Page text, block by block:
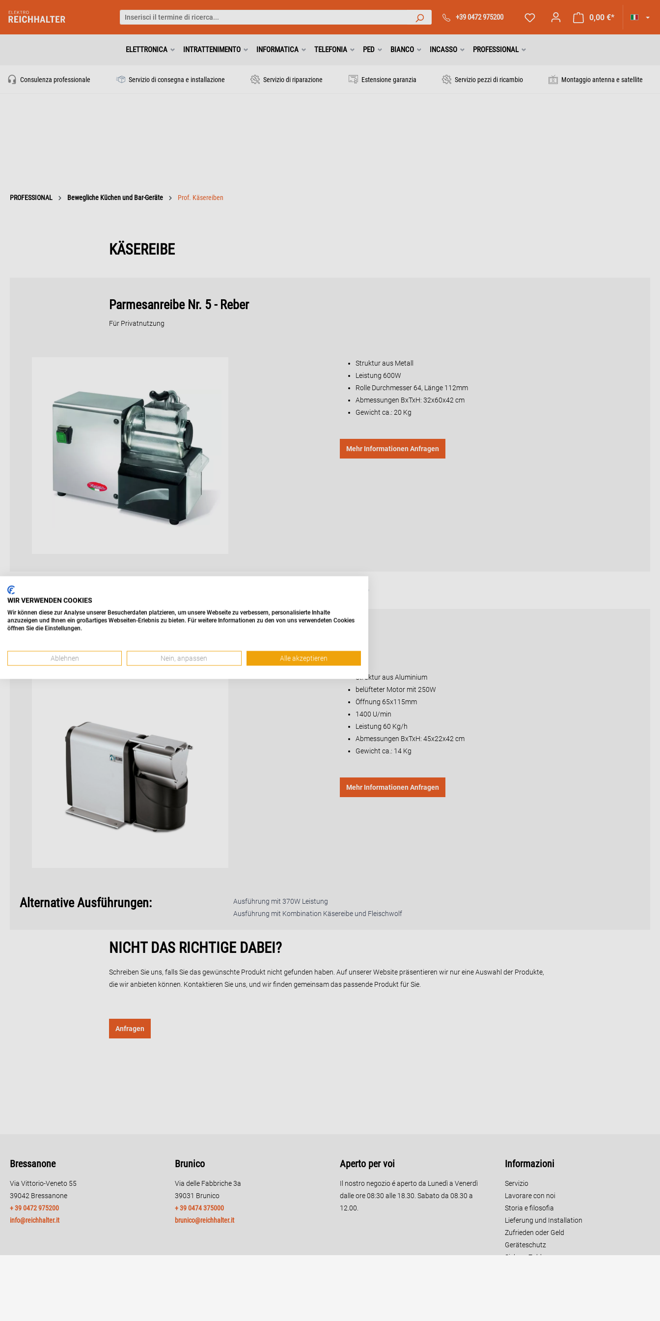
+39 0472 975200 0,00 €*
ELETTRONICA INTRATTENIMENTO INFORMATICA TELEFONIA PED BIANCO INCASSO PROFESSIONAL
Consulenza professionale Servizio di consegna e installazione Servizio di riparazione Estensione garanzia Servizio pezzi di ricambio Montaggio antenna e satellite
PROFESSIONAL Bewegliche Küchen und Bar-Geräte Prof. Käsereiben
KÄSEREIBE
Parmesanreibe Nr. 5 - Reber
Für Privatnutzung
Struktur aus Metall
Leistung 600W
Rolle Durchmesser 64, Länge 112mm
Abmessungen BxTxH: 32x60x42 cm
Gewicht ca.: 20 Kg
Mehr Informationen Anfragen
Struktur aus Aluminium
belüfteter Motor mit 250W
Öffnung 65x115mm
1400 U/min
Leistung 60 Kg/h
Abmessungen BxTxH: 45x22x42 cm
Gewicht ca.: 14 Kg
Mehr Informationen Anfragen
Alternative Ausführungen:
Ausführung mit 370W Leistung
Ausführung mit Kombination Käsereibe und Fleischwolf
NICHT DAS RICHTIGE DABEI?
Schreiben Sie uns, falls Sie das gewünschte Produkt nicht gefunden haben. Auf unserer Website präsentieren wir nur eine Auswahl der Produkte,
die wir anbieten können. Kontaktieren Sie uns, und wir finden gemeinsam das passende Produkt für Sie.
Anfragen
Bressanone
Via Vittorio-Veneto 55
39042 Bressanone
+ 39 0472 975200
info@reichhalter.it
Brunico
Via delle Fabbriche 3a
39031 Brunico
+ 39 0474 375000
brunico@reichhalter.it
Aperto per voi
Il nostro negozio é aperto da Lunedì a Venerdì
dalle ore 08:30 alle 18.30. Sabato da 08.30 a
12.00.
Informazioni
Servizio
Lavorare con noi
Storia e filosofia
Lieferung und Installation
Zufrieden oder Geld
Geräteschutz
Sichere Zahlung
WIR VERWENDEN COOKIES
Wir können diese zur Analyse unserer Besucherdaten platzieren, um unsere Webseite zu verbessern, personalisierte Inhalte
anzuzeigen und Ihnen ein großartiges Webseiten-Erlebnis zu bieten. Für weitere Informationen zu den von uns verwendeten Cookies
öffnen Sie die Einstellungen.
Ablehnen Nein, anpassen Alle akzeptieren